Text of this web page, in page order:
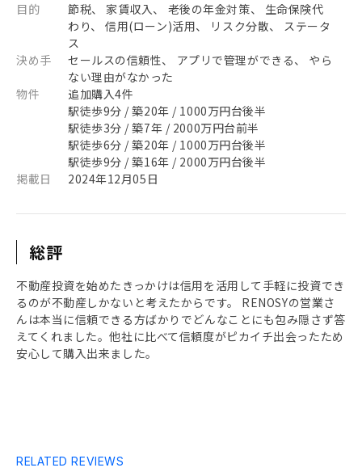
目的
節税、 家賃収入、 老後の年金対策、 生命保険代
わり、 信用(ローン)活用、 リスク分散、 ステータ
ス
決め手
セールスの信頼性、 アプリで管理ができる、 やら
ない理由がなかった
物件
追加購入4件
駅徒歩9分 / 築20年 / 1000万円台後半
駅徒歩3分 / 築7年 / 2000万円台前半
駅徒歩6分 / 築20年 / 1000万円台後半
駅徒歩9分 / 築16年 / 2000万円台後半
掲載日
2024年12月05日
総評
不動産投資を始めたきっかけは信用を活用して手軽に投資でき
るのが不動産しかないと考えたからです。 RENOSYの営業さ
んは本当に信頼できる方ばかりでどんなことにも包み隠さず答
えてくれました。他社に比べて信頼度がピカイチ出会ったため
安心して購入出来ました。
RELATED REVIEWS